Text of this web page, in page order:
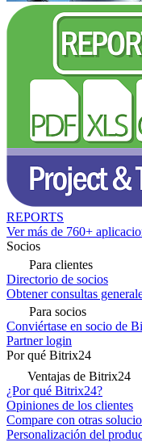
REPORTS
Ver más de 760+
Socios
Para clientes
Directorio de socios
Obtener consultas
Para socios
Conviértase en socio de
Partner login
Por qué Bitrix24
Ventajas de Bitrix24
¿Por qué Bitrix24?
Opiniones de los clientes
Compare con otras
Personalización del